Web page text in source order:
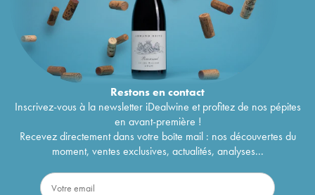
Restons encontact
Inscrivez-vous à la newsletter iDealwine et profitez de nos pépites
en avant-première !
Recevez directement dans votre boîte mail : nos découvertes du
moment, ventes exclusives, actualités, analyses...